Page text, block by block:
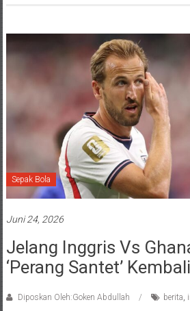
Sepak Bola
Juni 24, 2026
Jelang Inggris Vs
‘Perang Santet’
Diposkan Oleh:Goken Abdullah berita,